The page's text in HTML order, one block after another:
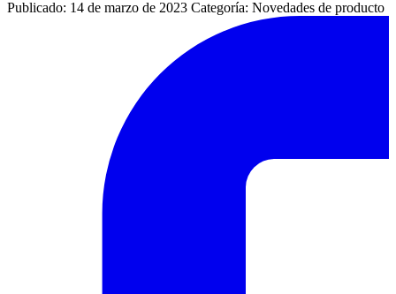
Publicado: 14 de marzo de 2023 Categoría: Novedades de producto